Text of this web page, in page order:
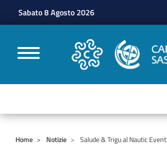
Sabato 8 Agosto 2026
CAMERE DI
Home Notizie Salude & Trigu al Nautic